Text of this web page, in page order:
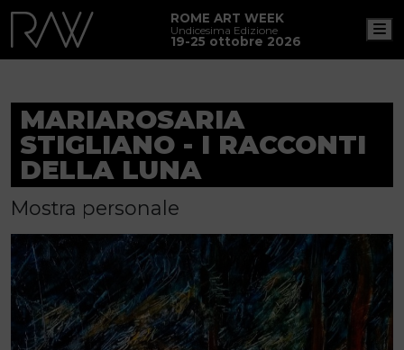
ROME ART WEEK
Undicesima Edizione
19-25 ottobre 2026
MARIAROSARIA
STIGLIANO - I RACCONTI
DELLA LUNA
Mostra personale